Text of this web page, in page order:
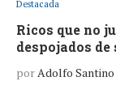
Destacada
Ricos que no
despojados de
porAdolfo Santino